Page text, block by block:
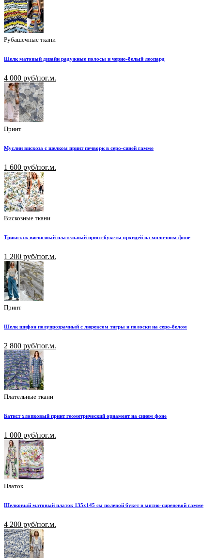
Рубашечные ткани
Шелк матовый дизайн радужные полосы и черно-белый леопард
4 000 руб/пог.м.
Принт
Муслин вискоза с шелком принт печворк в серо-синей гамме
1 600 руб/пог.м.
Вискозные ткани
Трикотаж вискозный плательный принт букеты орхидей на молочном фоне
1 200 руб/пог.м.
Принт
Шелк шифон полупрозрачный с люрексом тигры и полоски на серо-белом
2 800 руб/пог.м.
Плательные ткани
Батист хлопковый принт геометрический орнамент на синем фоне
1 000 руб/пог.м.
Платок
Шелковый матовый платок 135х145 см полевой букет в мятно-сиреневой гамме
4 200 руб/пог.м.